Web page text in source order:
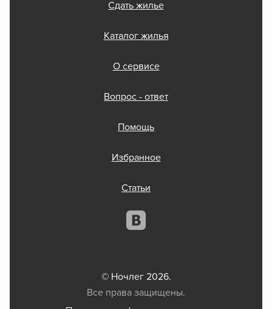
Сдать жилье
Каталог жилья
О сервисе
Вопрос - ответ
Помощь
Избранное
Статьи
© Ночлег 2026.
Все права защищены.